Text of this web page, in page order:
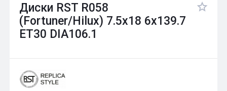
Диски RST R058
(Fortuner/Hilux) 7.5x18 6x139.7
ET30 DIA106.1